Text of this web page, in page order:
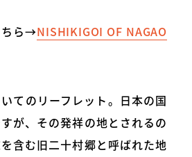
ちら→NISHIKIGOI OF NAGAO
てのリーフレット。日本の国
が、その発祥の地とされるの
含む旧二十村郷と呼ばれた地